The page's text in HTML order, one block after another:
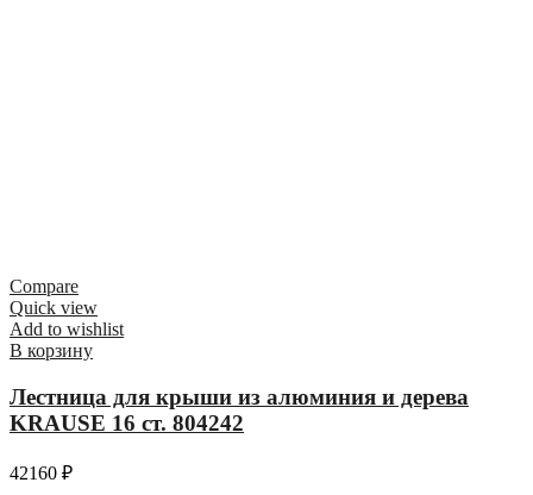
Compare
Quick view
Add to wishlist
В корзину
Лестница для крыши из алюминия и дерева
KRAUSE 16 ст. 804242
42160 ₽